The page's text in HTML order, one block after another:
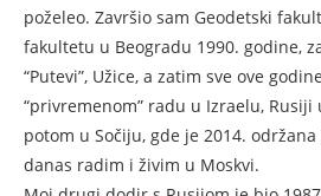
poželeo. Završio sam Geodetski
fakultetu u Beogradu 1990. godine,
“Putevi”, Užice, a zatim sve ove
“privremenom” radu u Izraelu,
potom u Sočiju, gde je 2014.
danas radim i živim u Moskvi.